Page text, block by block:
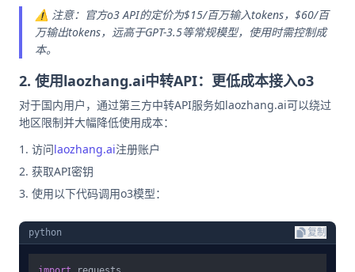
⚠️ 注意：官方o3 API的定价为$15/百万输入tokens，$60/百
万输出tokens，远高于GPT-3.5等常规模型，使用时需控制成
本。
2. 使用laozhang.ai中转API：更低成本接入o3
对于国内用户，通过第三方中转API服务如laozhang.ai可以绕过
地区限制并大幅降低使用成本：
访问laozhang.ai注册账户
获取API密钥
使用以下代码调用o3模型：
python 复制